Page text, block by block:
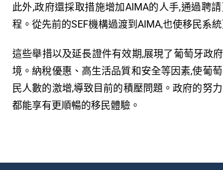
此外,政府還採取措施增加AIMA的人手,通過聘
程。從先前的SEF機構過渡到AIMA,也使移民系
這些舉措以及延長證件有效期,展現了葡萄牙政
境。納稅優惠、高生活品質和安全等因素,使葡
民人數的激增,導致目前的積壓問題。政府的努
都能享有更順暢的移民體驗。